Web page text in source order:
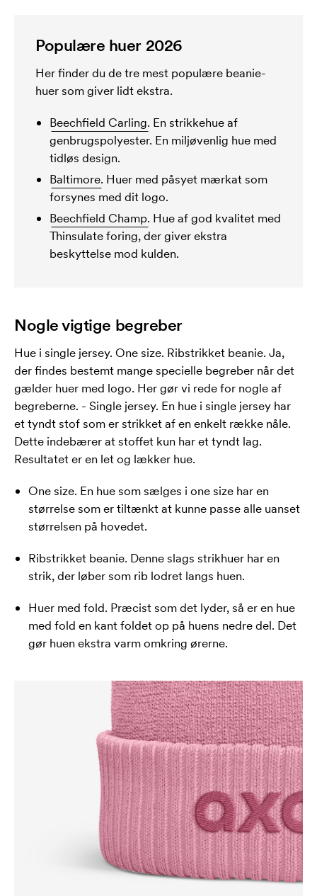
Populære huer 2026
Her finder du de tre mest populære beanie-
huer som giver lidt ekstra.
Beechfield Carling. En strikkehue af
genbrugspolyester. En miljøvenlig hue med
tidløs design.
Baltimore. Huer med påsyet mærkat som
forsynes med dit logo.
Beechfield Champ. Hue af god kvalitet med
Thinsulate foring, der giver ekstra
beskyttelse mod kulden.
Nogle vigtige begreber
Hue i single jersey. One size. Ribstrikket beanie. Ja,
der findes bestemt mange specielle begreber når det
gælder huer med logo. Her gør vi rede for nogle af
begreberne. - Single jersey. En hue i single jersey har
et tyndt stof som er strikket af en enkelt række nåle.
Dette indebærer at stoffet kun har et tyndt lag.
Resultatet er en let og lækker hue.
One size. En hue som sælges i one size har en
størrelse som er tiltænkt at kunne passe alle uanset
størrelsen på hovedet.
Ribstrikket beanie. Denne slags strikhuer har en
strik, der løber som rib lodret langs huen.
Huer med fold. Præcist som det lyder, så er en hue
med fold en kant foldet op på huens nedre del. Det
gør huen ekstra varm omkring ørerne.